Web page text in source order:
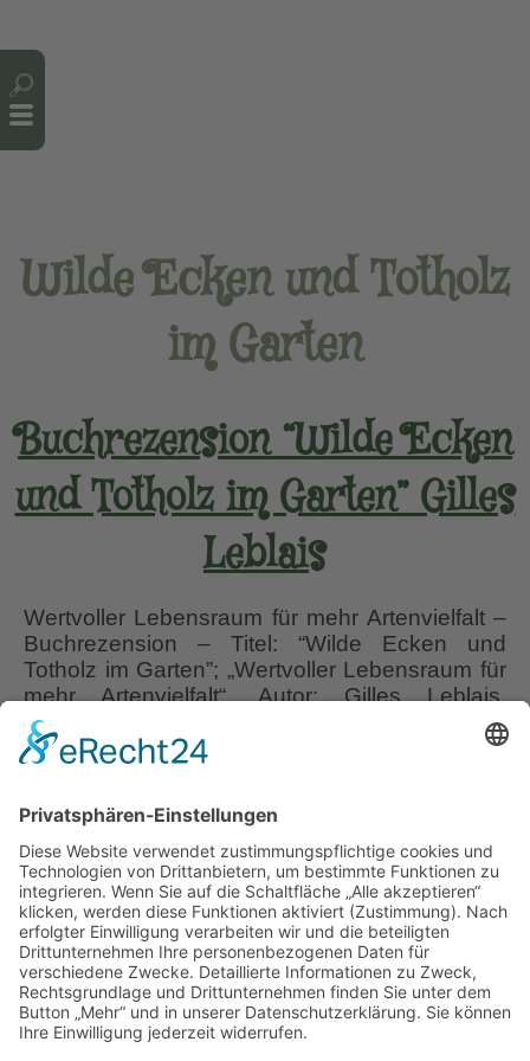
Wilde Ecken und Totholz
im Garten
Buchrezension “Wilde Ecken
und Totholz im Garten” Gilles
Leblais
Wertvoller Lebensraum für mehr Artenvielfalt –
Buchrezension – Titel: “Wilde Ecken und
Totholz im Garten”; „Wertvoller Lebensraum für
mehr Artenvielfalt“, Autor: Gilles Leblais,
Übersetzung: Sabine Hesemann, ET
24.07.2024, Ulmer Verlag, 132 S., 219
nach Vorlagen des Verfassers, kartoniert, ISBN
978-3-8186-2244-2 – Der Autor: Gilles Leblais
…Buchrezension
“Wilde
Ecken
und
Totholz
im
Garten”
Liebe Leser! Ihr könnt euch per E-Mail
informieren lassen, wenn neue Artikel auf
Wurzerlsgarten erscheinen.Folgt dafür einfach
diesem Link und gebt dort eure E-Mailadresse